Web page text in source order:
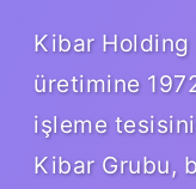
Kibar
üretimine
işleme
Kibar Grubu,